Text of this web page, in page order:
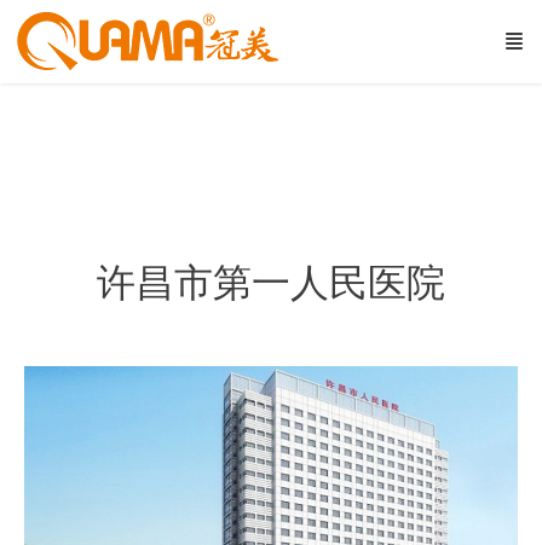
许昌市第一人民医院